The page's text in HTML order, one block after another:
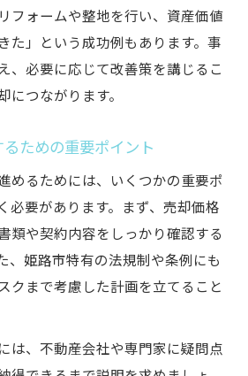
フォームや整地を行い、資産価値
た」という成功例もあります。事
、必要に応じて改善策を講じるこ
につながります。
ための重要ポイント
めるためには、いくつかの重要ポ
必要があります。まず、売却価格
類や契約内容をしっかり確認する
、姫路市特有の法規制や条例にも
クまで考慮した計画を立てること
は、不動産会社や専門家に疑問点